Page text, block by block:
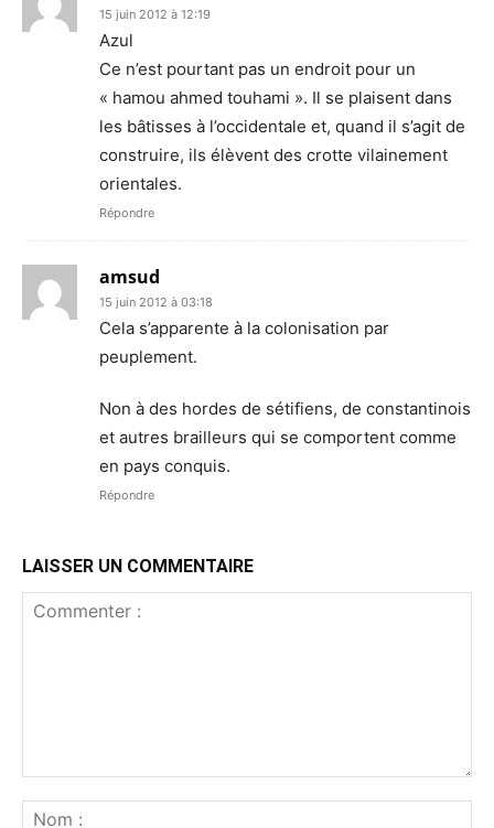
15 juin 2012 à 12:19
Azul
Ce n’est pourtant pas un endroit pour un
« hamou ahmed touhami ». Il se plaisent dans
les bâtisses à l’occidentale et, quand il s’agit de
construire, ils élèvent des crotte vilainement
orientales.
Répondre
amsud
15 juin 2012 à 03:18
Cela s’apparente à la colonisation par
peuplement.
Non à des hordes de sétifiens, de constantinois
et autres brailleurs qui se comportent comme
en pays conquis.
Répondre
LAISSER UN COMMENTAIRE